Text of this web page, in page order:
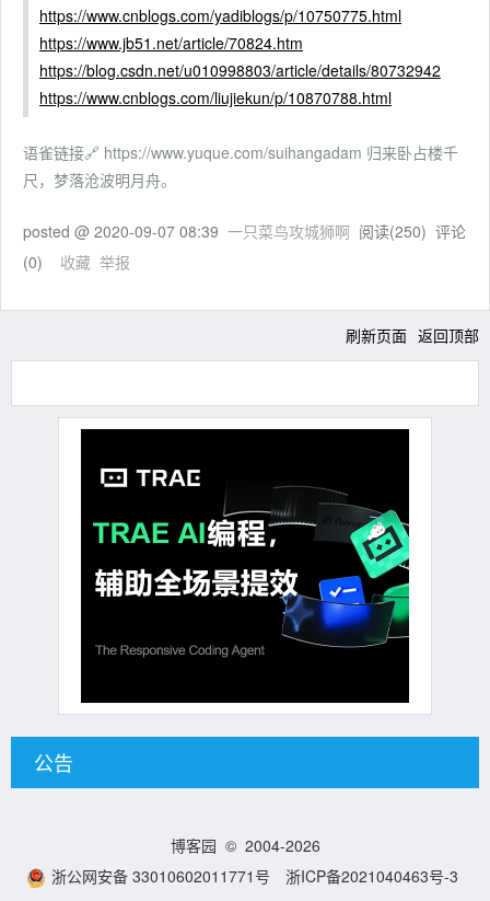
https://www.cnblogs.com/yadiblogs/p/10750775.html
https://www.jb51.net/article/70824.htm
https://blog.csdn.net/u010998803/article/details/80732942
https://www.cnblogs.com/liujiekun/p/10870788.html
语雀链接🔗 https://www.yuque.com/suihangadam 归来卧占楼千
尺，梦落沧波明月舟。
posted @ 2020-09-07 08:39 一只菜鸟攻城狮啊 阅读(250) 评论
(0) 收藏 举报
刷新页面 返回顶部
公告
博客园 © 2004-2026
浙公网安备 33010602011771号
浙ICP备2021040463号-3